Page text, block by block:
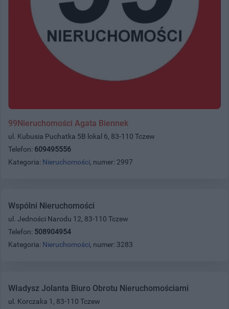
99Nieruchomości Agata Biennek
ul. Kubusia Puchatka 5B lokal 6, 83-110 Tczew
Telefon: 609495556
Kategoria: Nieruchomości, numer: 2997
Wspólni Nieruchomości
ul. Jedności Narodu 12, 83-110 Tczew
Telefon: 508904954
Kategoria: Nieruchomości, numer: 3283
Władysz Jolanta Biuro Obrotu Nieruchomościami
ul. Korczaka 1, 83-110 Tczew